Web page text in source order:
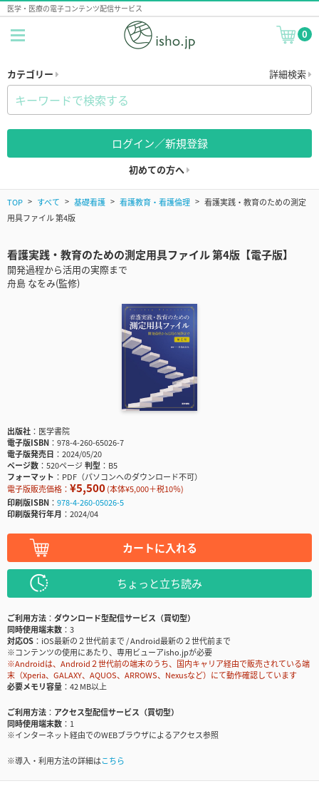
医学・医療の電子コンテンツ配信サービス
0
カテゴリー 詳細検索
ログイン／新規登録
初めての方へ
TOP すべて 基礎看護 看護教育・看護倫理
看護実践・教育のための測定
用具ファイル 第4版
看護実践・教育のための測定用具ファイル 第4版【電子版】
開発過程から活用の実際まで
舟島 なをみ(監修)
出版社
医学書院
電子版ISBN
978-4-260-65026-7
電子版発売日
2024/05/20
ページ数
520ページ判型
B5
フォーマット
PDF（パソコンへのダウンロード不可）
電子版販売価格： ¥5,500(本体¥5,000＋税10％)
印刷版ISBN
978-4-260-05026-5
印刷版発行年月
2024/04
カートに入れる
ちょっと立ち読み
ご利用方法
ダウンロード型配信サービス（買切型）
同時使用端末数
3
対応OS
iOS最新の２世代前まで / Android最新の２世代前まで
※コンテンツの使用にあたり、専用ビューアisho.jpが必要
※Androidは、Android２世代前の端末のうち、国内キャリア経由で販売されている端
末（Xperia、GALAXY、AQUOS、ARROWS、Nexusなど）にて動作確認しています
必要メモリ容量
42 MB以上
ご利用方法
アクセス型配信サービス（買切型）
同時使用端末数
1
※インターネット経由でのWEBブラウザによるアクセス参照
※導入・利用方法の詳細はこちら